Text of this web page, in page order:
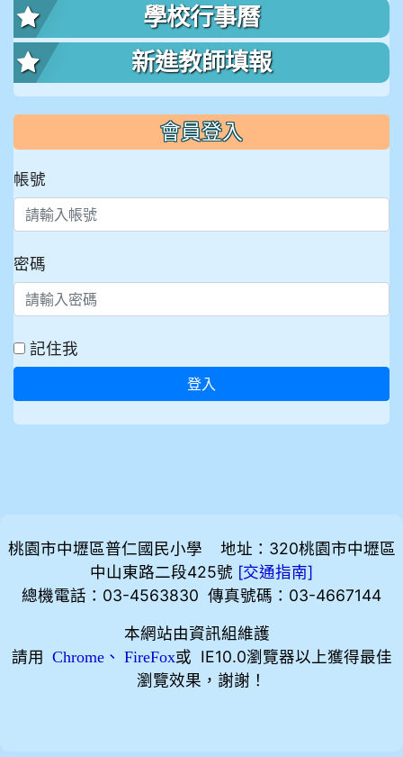
學校行事曆
新進教師填報
會員登入
帳號
密碼
記住我
登入
桃園市中壢區普仁國民小學 地址：320桃園市中壢區
中山東路二段425號 [交通指南]
總機電話：03-4563830 傳真號碼：03-4667144
本網站由資訊組維護
請用
Chrome、 FireFox或 IE10.0瀏覽器以上獲得最佳
瀏覽效果，謝謝！